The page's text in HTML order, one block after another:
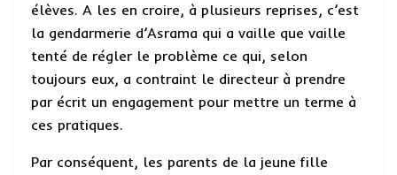
élèves. A les en croire, à plusieurs reprises, c’est
la gendarmerie d’Asrama qui a vaille que vaille
tenté de régler le problème ce qui, selon
toujours eux, a contraint le directeur à prendre
par écrit un engagement pour mettre un terme à
ces pratiques.
Par conséquent, les parents de la jeune fille